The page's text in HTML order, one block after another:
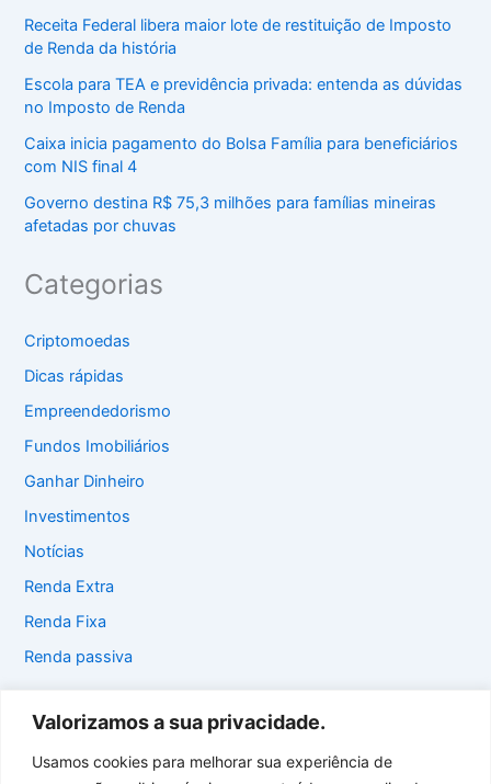
Valorizamos a sua privacidade.
Usamos cookies para melhorar sua experiência de
Receita Federal libera maior lote de restituição de Imposto
de Renda da história
Escola para TEA e previdência privada: entenda as dúvidas
no Imposto de Renda
Caixa inicia pagamento do Bolsa Família para beneficiários
com NIS final 4
Governo destina R$ 75,3 milhões para famílias mineiras
afetadas por chuvas
Categorias
Criptomoedas
Dicas rápidas
Empreendedorismo
Fundos Imobiliários
Ganhar Dinheiro
Investimentos
Notícias
Renda Extra
Renda Fixa
Renda passiva
Início